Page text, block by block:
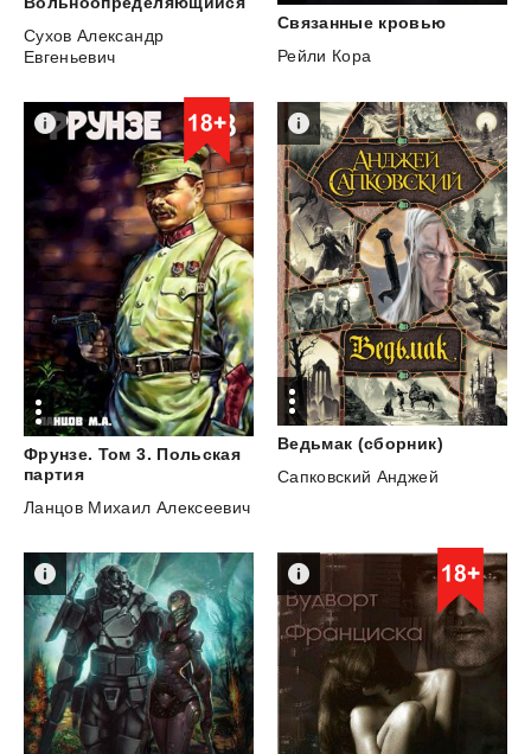
Сухов Александр
Евгеньевич
Связанные кровью
Рейли Кора
Фрунзе. Том 3. Польская
партия
Ланцов Михаил Алексеевич
Ведьмак (сборник)
Сапковский Анджей